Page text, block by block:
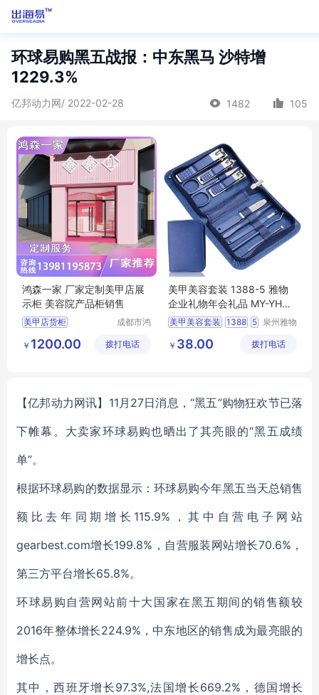
环球易购黑五战报：中东黑马 沙特增
1229.3%
亿邦动力网/ 2022-02-28 1482 105
鸿森一家 厂家定制美甲店展
示柜 美容院产品柜销售
美甲店货柜
美甲店置物柜
成都市鸿
览展示有
￥ 1200.00 拨打电话
美甲美容套装 1388-5 雅物
企业礼物年会礼品 MY-YHG
M-L5-09
美甲美容套装 1388 5
MY YHGM
泉州雅物
公司
￥ 38.00 拨打电话
【亿邦动力网讯】11月27日消息，“黑五”购物狂欢节已落
下帷幕。大卖家环球易购也晒出了其亮眼的“黑五成绩
单”。
根据环球易购的数据显示：环球易购今年黑五当天总销售
额比去年同期增长115.9%，其中自营电子网站
gearbest.com增长199.8%，自营服装网站增长70.6%，
第三方平台增长65.8%。
环球易购自营网站前十大国家在黑五期间的销售额较
2016年整体增长224.9%，中东地区的销售成为最亮眼的
增长点。
其中，西班牙增长97.3%,法国增长669.2%，德国增长